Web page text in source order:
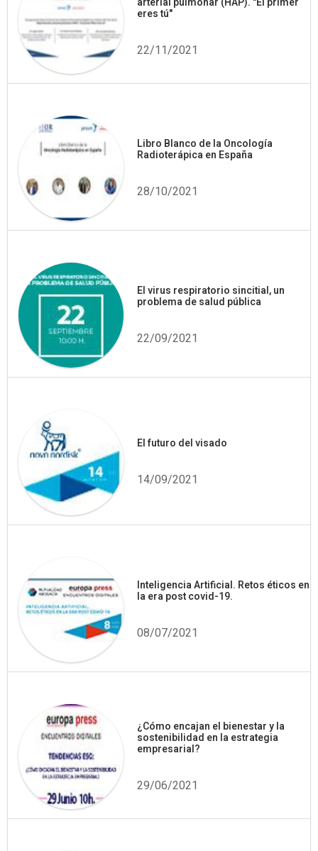
eres tú"
22/11/2021
Libro Blanco de la Oncología
Radioterápica en España
28/10/2021
El virus respiratorio sincitial, un
problema de salud pública
22/09/2021
El futuro del visado
14/09/2021
Inteligencia Artificial. Retos éticos en
la era post covid-19.
08/07/2021
¿Cómo encajan el bienestar y la
sostenibilidad en la estrategia
empresarial?
29/06/2021